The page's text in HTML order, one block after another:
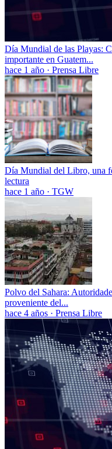
Día Mundial de las Playas:
importante en Guatem...
hace 1 año · Prensa Libre
Día Mundial del Libro, una
lectura
hace 1 año · TGW
Polvo del Sahara:
proveniente del...
hace 4 años · Prensa Libre